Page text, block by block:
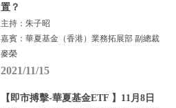
置？
主持：朱子昭
嘉賓：華夏基金（香港）業務拓展部 副總裁
麥榮
2021/11/15
【即市搏擊-華夏基金ETF 】11月8日